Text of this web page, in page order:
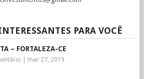
PARA VOCÊ
– FORTALEZA-CE
mar 27, 2019